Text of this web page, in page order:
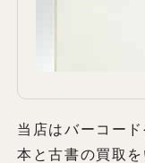
当店はバーコー
本と古書の買取